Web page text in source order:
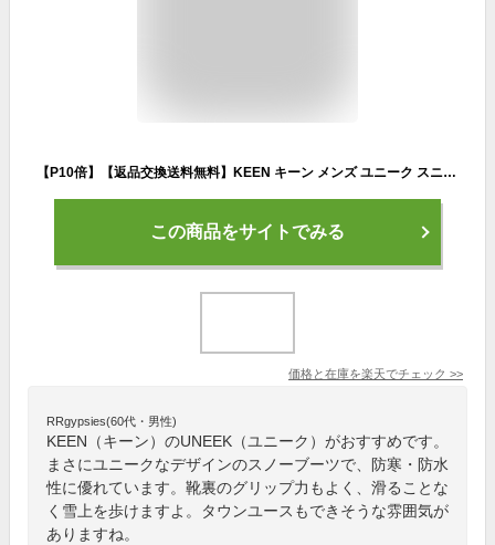
【P10倍】【返品交換送料無料】KEEN キーン メンズ ユニーク スニーク チャッカ ウォータープルーフ 防水ウインタースニーカー 冬靴 スノトレ スノーブーツ UNEEK 雪 寒地対応
この商品をサイトでみる
価格と在庫を楽天でチェック >>
RRgypsies(60代・男性)
KEEN（キーン）のUNEEK（ユニーク）がおすすめです。
まさにユニークなデザインのスノーブーツで、防寒・防水
性に優れています。靴裏のグリップ力もよく、滑ることな
く雪上を歩けますよ。タウンユースもできそうな雰囲気が
ありますね。